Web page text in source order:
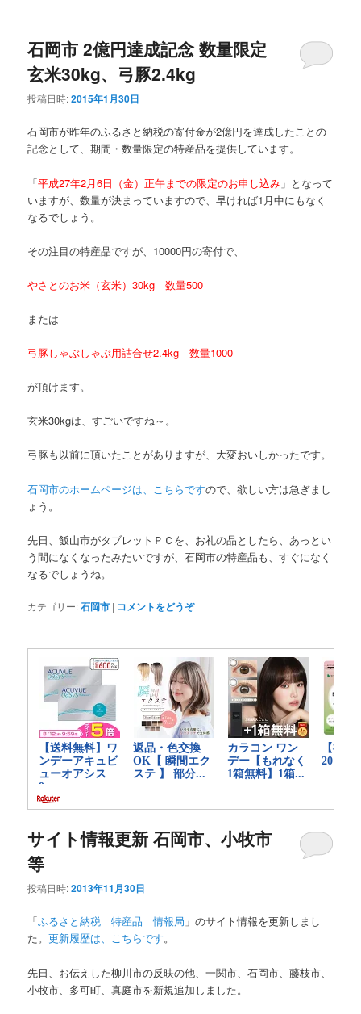
石岡市 2億円達成記念 数量限定
玄米30kg、弓豚2.4kg
投稿日時:2015年1月30日
石岡市が昨年のふるさと納税の寄付金が2億円を達成したことの
記念として、期間・数量限定の特産品を提供しています。
「平成27年2月6日（金）正午までの限定のお申し込み 」となって
いますが、数量が決まっていますので、早ければ1月中にもなく
なるでしょう。
その注目の特産品ですが、10000円の寄付で、
やさとのお米（玄米）30kg 数量500
または
弓豚しゃぶしゃぶ用詰合せ2.4kg 数量1000
が頂けます。
玄米30kgは、すごいですね～。
弓豚も以前に頂いたことがありますが、大変おいしかったです。
石岡市のホームページは、こちらですので、欲しい方は急ぎまし
ょう。
先日、飯山市がタブレットＰＣを、お礼の品としたら、あっとい
う間になくなったみたいですが、石岡市の特産品も、すぐになく
なるでしょうね。
カテゴリー:石岡市 | コメントをどうぞ
サイト情報更新 石岡市、小牧市
等
投稿日時:2013年11月30日
「ふるさと納税 特産品 情報局 」のサイト情報を更新しまし
た。更新履歴は、こちらです。
先日、お伝えした柳川市の反映の他、一関市、石岡市、藤枝市、
小牧市、多可町、真庭市を新規追加しました。